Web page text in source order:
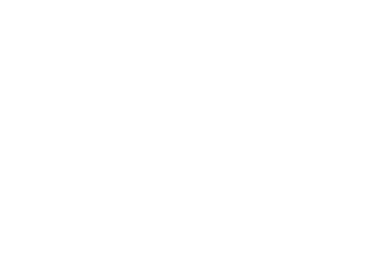
zu steuern. Gleichzeitig kommt
Hilfe bei der Reiseplanung, weil
werden und die Weihnachtsfeier
eine schnelle Auffassungsgabe und
eine hohe Bedeutung
zu der Grundausstattung.